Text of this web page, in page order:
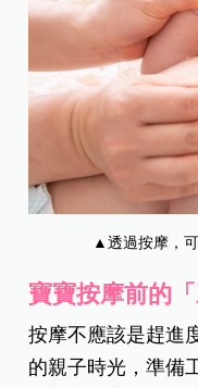
▲透過按摩，
寶寶按摩前的
按摩不應該是趕進
的親子時光，準備